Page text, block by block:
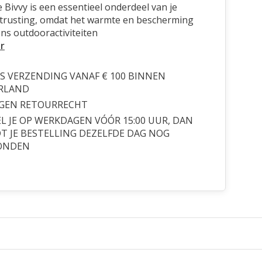
Bivvy is een essentieel onderdeel van je
omdat het warmte en bescherming
outdooractiviteiten
VERZENDING VANAF € 100 BINNEN
RETOURRECHT
JE OP WERKDAGEN VÓÓR 15:00 UUR, DAN
JE BESTELLING DEZELFDE DAG NOG